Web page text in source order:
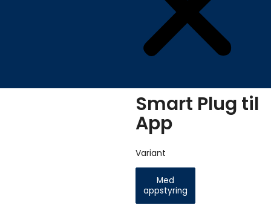
Smart Plug til
App
Variant
Med
appstyring
Smart
Plug
til
antall